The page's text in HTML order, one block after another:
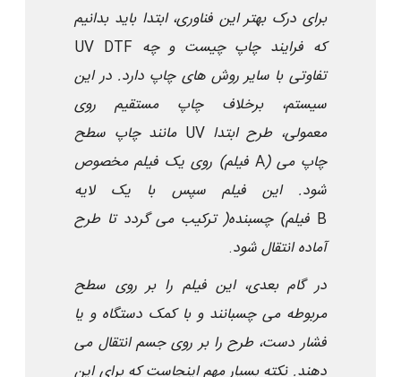
برای درک بهتر این فناوری، ابتدا باید بدانیم
که فرایند چاپ UV DTFچیست و چه
تفاوتی با سایر روش های چاپ دارد. در این
سیستم، برخلاف چاپ مستقیم روی
سطح مانند چاپUV معمولی، طرح ابتدا
روی یک فیلم مخصوص (فیلمA) چاپ می
شود. این فیلم سپس با یک لایه
چسبنده (فیلم B
) ترکیب می گردد تا طرح
آماده انتقال شود.
در گام بعدی، این فیلم را بر روی سطح
مربوطه می چسبانند و با کمک دستگاه و یا
فشار دست، طرح را بر روی جسم انتقال می
دهند. نکته بسیار مهم اینجاست که برای این